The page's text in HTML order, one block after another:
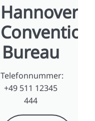
Hannover
Convention
Bureau
Telefonnummer:
+49 511 12345
444